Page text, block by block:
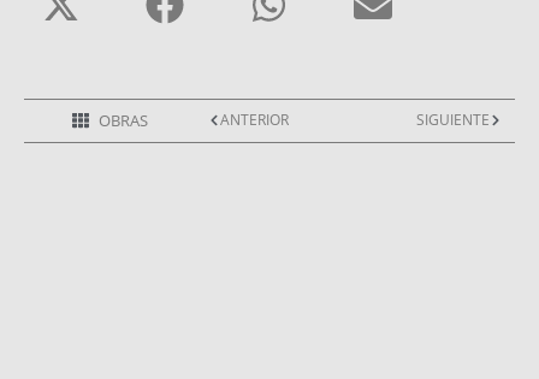
OBRAS ANTERIOR SIGUIENTE